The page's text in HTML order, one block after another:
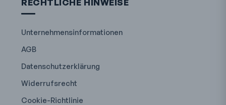
RECHTLICHE HINWEISE
Unternehmensinformationen
AGB
Datenschutzerklärung
Widerrufsrecht
Cookie-Richtlinie